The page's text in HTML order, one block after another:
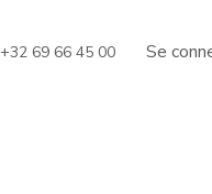
+32 69 66 45 00 Se